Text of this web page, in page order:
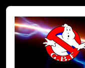
Ghostbusters